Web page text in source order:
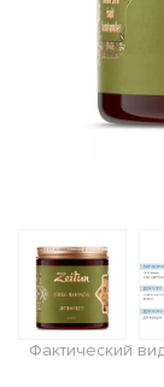
Фактический